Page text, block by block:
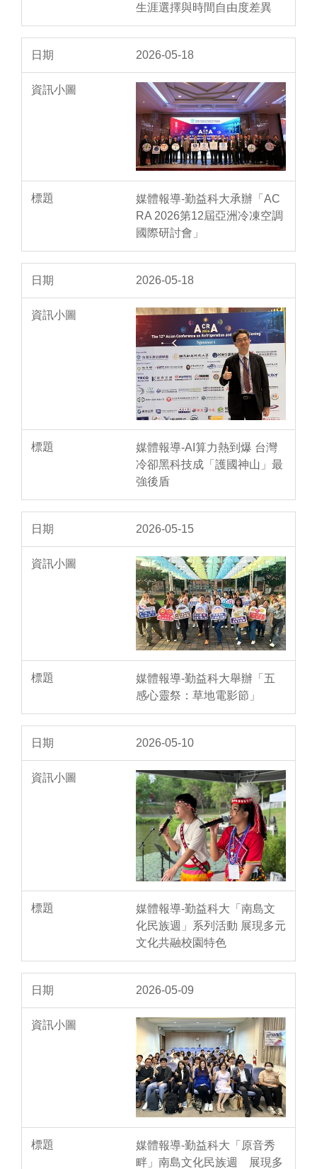
生涯選擇與時間自由度差異
2026-05-18
媒體報導-勤益科大承辦「AC
RA 2026第12屆亞洲冷凍空調
國際研討會」
2026-05-18
媒體報導-AI算力熱到爆 台灣
冷卻黑科技成「護國神山」最
強後盾
2026-05-15
媒體報導-勤益科大舉辦「五
感心靈祭：草地電影節」
2026-05-10
媒體報導-勤益科大「南島文
化民族週」系列活動 展現多元
文化共融校園特色
2026-05-09
媒體報導-勤益科大「原音秀
畔」南島文化民族週 展現多